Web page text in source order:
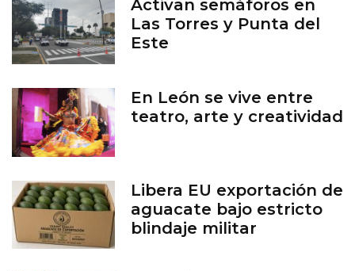
Activan semáforos en
Las Torres y Punta del
Este
En León se vive entre
teatro, arte y creatividad
Libera EU exportación de
aguacate bajo estricto
blindaje militar